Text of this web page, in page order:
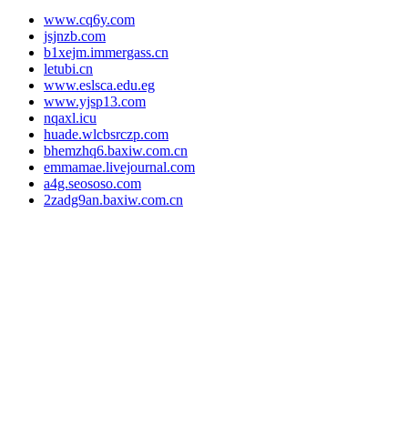
www.cq6y.com
jsjnzb.com
b1xejm.immergass.cn
letubi.cn
www.eslsca.edu.eg
www.yjsp13.com
nqaxl.icu
huade.wlcbsrczp.com
bhemzhq6.baxiw.com.cn
emmamae.livejournal.com
a4g.seososo.com
2zadg9an.baxiw.com.cn